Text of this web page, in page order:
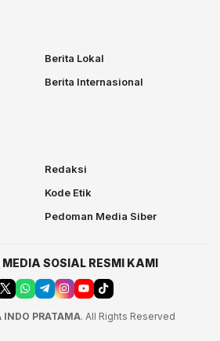
Berita Lokal
Berita Internasional
Redaksi
Kode Etik
Pedoman Media Siber
SOSIAL RESMI KAMI
INDO PRATAMA. All Rights Reserved